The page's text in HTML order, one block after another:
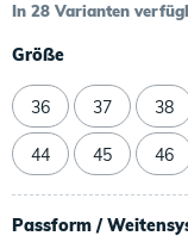
In 28 Varianten
Größe
36 37 38
44 45 46
Passform /